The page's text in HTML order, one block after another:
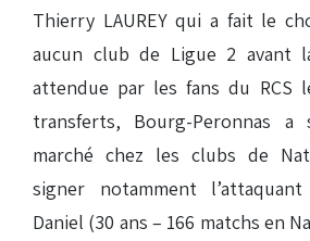
Thierry LAUREY qui a fait le
aucun club de Ligue 2 avant
attendue par les fans du RCS
transferts, Bourg-Peronnas
marché chez les clubs de
signer notamment
Daniel (30 ans – 166 matchs en